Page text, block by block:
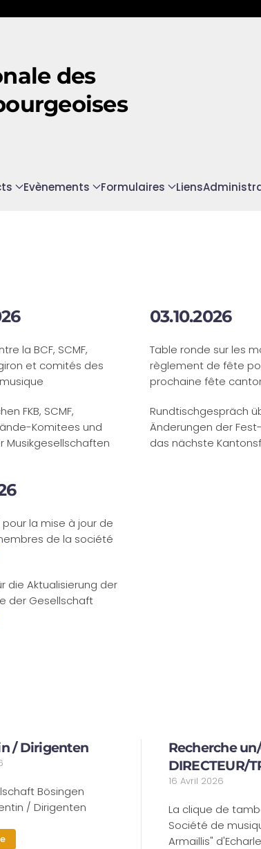
des
Evènements Formulaires Liens
la BCF, SCMF,
et comités des
FKB, SCMF,
Komitees und
Musikgesellschaften
03.10.2026
Table ronde sur les
règlement de fête
prochaine fête
Rundtischgespräch
Änderungen der
das nächste
la mise à jour de
de la société
die Aktualisierung der
der Gesellschaft
/ Dirigenten
Bösingen
/ Dirigenten
Recherche
DIRECTEUR/
16 Avril 2026
La clique de
Société de
Armaillis"